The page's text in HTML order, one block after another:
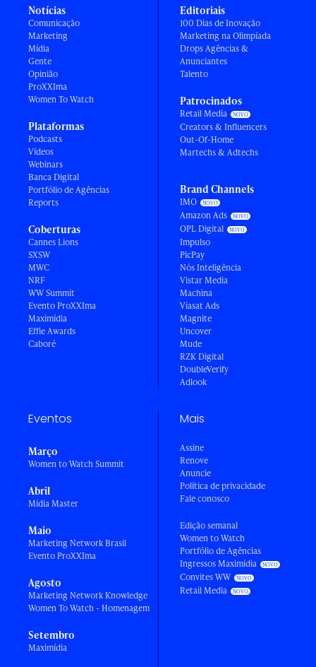
Notícias
Comunicação
Marketing
Mídia
Gente
Opinião
ProXXIma
Women To Watch
Plataformas
Podcasts
Vídeos
Webinars
Banca Digital
Portfólio de Agências
Reports
Coberturas
Cannes Lions
SXSW
MWC
NRF
WW Summit
Evento ProXXIma
Maximídia
Effie Awards
Caboré
Editoriais
100 Dias de Inovação
Marketing na Olimpíada
Drops Agências &
Anunciantes
Talento
Patrocinados
Retail Media
Creators & Influencers
Out-Of-Home
Martechs & Adtechs
Brand Channels
IMO
Amazon Ads
OPL Digital
Impulso
PicPay
Nós Inteligência
Vistar Media
Machina
Viasat Ads
Magnite
Uncover
Mude
RZK Digital
DoubleVerify
Adlook
Eventos
Março
Women to Watch Summit
Abril
Mídia Master
Maio
Marketing Network Brasil
Evento ProXXIma
Agosto
Marketing Network Knowledge
Women To Watch - Homenagem
Setembro
Maximídia
Mais
Assine
Renove
Anuncie
Política de privacidade
Fale conosco
Edição semanal
Women to Watch
Portfólio de Agências
Ingressos Maximídia
Convites WW
Retail Media